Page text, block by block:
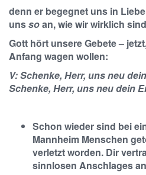
denn er begegnet uns in
unssoan, wie wir wirklich
Gott hört unsere Gebete –
Anfang wagen wollen:
V: Schenke, Herr, uns neu
Schenke, Herr, uns neu dein
Schon wieder sind bei
Mannheim Menschen
verletzt worden. Dir
sinnlosen Anschlages